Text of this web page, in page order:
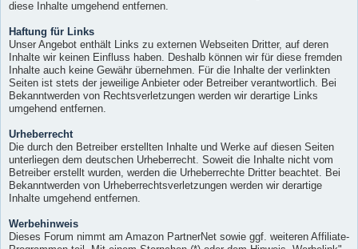
diese Inhalte umgehend entfernen.
Haftung für Links
Unser Angebot enthält Links zu externen Webseiten Dritter, auf deren
Inhalte wir keinen Einfluss haben. Deshalb können wir für diese fremden
Inhalte auch keine Gewähr übernehmen. Für die Inhalte der verlinkten
Seiten ist stets der jeweilige Anbieter oder Betreiber verantwortlich. Bei
Bekanntwerden von Rechtsverletzungen werden wir derartige Links
umgehend entfernen.
Urheberrecht
Die durch den Betreiber erstellten Inhalte und Werke auf diesen Seiten
unterliegen dem deutschen Urheberrecht. Soweit die Inhalte nicht vom
Betreiber erstellt wurden, werden die Urheberrechte Dritter beachtet. Bei
Bekanntwerden von Urheberrechtsverletzungen werden wir derartige
Inhalte umgehend entfernen.
Werbehinweis
Dieses Forum nimmt am Amazon PartnerNet sowie ggf. weiteren Affiliate-